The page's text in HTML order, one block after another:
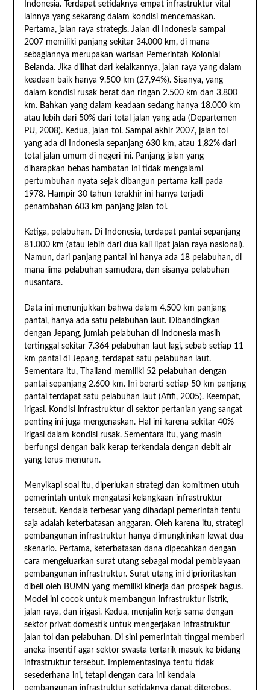
Indonesia. Terdapat setidaknya empat infrastruktur vital
lainnya yang sekarang dalam kondisi mencemaskan.
Pertama, jalan raya strategis. Jalan di Indonesia sampai
2007 memiliki panjang sekitar 34.000 km, di mana
sebagiannya merupakan warisan Pemerintah Kolonial
Belanda. Jika dilihat dari kelaikannya, jalan raya yang dalam
keadaan baik hanya 9.500 km (27,94%). Sisanya, yang
dalam kondisi rusak berat dan ringan 2.500 km dan 3.800
km. Bahkan yang dalam keadaan sedang hanya 18.000 km
atau lebih dari 50% dari total jalan yang ada (Departemen
PU, 2008). Kedua, jalan tol. Sampai akhir 2007, jalan tol
yang ada di Indonesia sepanjang 630 km, atau 1,82% dari
total jalan umum di negeri ini. Panjang jalan yang
diharapkan bebas hambatan ini tidak mengalami
pertumbuhan nyata sejak dibangun pertama kali pada
1978. Hampir 30 tahun terakhir ini hanya terjadi
penambahan 603 km panjang jalan tol.
Ketiga, pelabuhan. Di Indonesia, terdapat pantai sepanjang
81.000 km (atau lebih dari dua kali lipat jalan raya nasional).
Namun, dari panjang pantai ini hanya ada 18 pelabuhan, di
mana lima pelabuhan samudera, dan sisanya pelabuhan
nusantara.
Data ini menunjukkan bahwa dalam 4.500 km panjang
pantai, hanya ada satu pelabuhan laut. Dibandingkan
dengan Jepang, jumlah pelabuhan di Indonesia masih
tertinggal sekitar 7.364 pelabuhan laut lagi, sebab setiap 11
km pantai di Jepang, terdapat satu pelabuhan laut.
Sementara itu, Thailand memiliki 52 pelabuhan dengan
pantai sepanjang 2.600 km. Ini berarti setiap 50 km panjang
pantai terdapat satu pelabuhan laut (Afifi, 2005). Keempat,
irigasi. Kondisi infrastruktur di sektor pertanian yang sangat
penting ini juga mengenaskan. Hal ini karena sekitar 40%
irigasi dalam kondisi rusak. Sementara itu, yang masih
berfungsi dengan baik kerap terkendala dengan debit air
yang terus menurun.
Menyikapi soal itu, diperlukan strategi dan komitmen utuh
pemerintah untuk mengatasi kelangkaan infrastruktur
tersebut. Kendala terbesar yang dihadapi pemerintah tentu
saja adalah keterbatasan anggaran. Oleh karena itu, strategi
pembangunan infrastruktur hanya dimungkinkan lewat dua
skenario. Pertama, keterbatasan dana dipecahkan dengan
cara mengeluarkan surat utang sebagai modal pembiayaan
pembangunan infrastruktur. Surat utang ini diprioritaskan
dibeli oleh BUMN yang memiliki kinerja dan prospek bagus.
Model ini cocok untuk membangun infrastruktur listrik,
jalan raya, dan irigasi. Kedua, menjalin kerja sama dengan
sektor privat domestik untuk mengerjakan infrastruktur
jalan tol dan pelabuhan. Di sini pemerintah tinggal memberi
aneka insentif agar sektor swasta tertarik masuk ke bidang
infrastruktur tersebut. Implementasinya tentu tidak
sesederhana ini, tetapi dengan cara ini kendala
pembangunan infrastruktur setidaknya dapat diterobos.